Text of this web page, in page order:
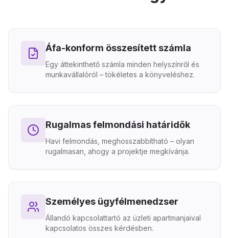
Áfa-konform összesített számla
Egy áttekinthető számla minden helyszínről és
munkavállalóról – tökéletes a könyveléshez.
Rugalmas felmondási határidők
Havi felmondás, meghosszabbítható – olyan
rugalmasan, ahogy a projektje megkívánja.
Személyes ügyfélmenedzser
Állandó kapcsolattartó az üzleti apartmanjaival
kapcsolatos összes kérdésben.